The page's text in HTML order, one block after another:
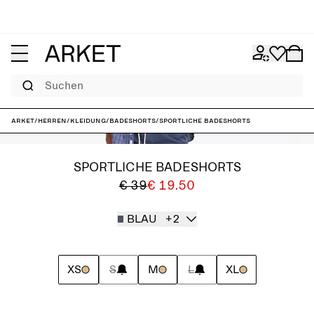
Suchen
ARKET/Herren/Kleidung/Badeshorts/Sportliche Badeshorts
SPORTLICHE BADESHORTS
€ 39€ 19.50
BLAU +2
XS S M L XL